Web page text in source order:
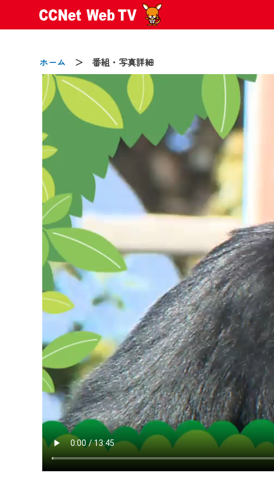
ホーム ＞ 番組・写真詳細
2024/09/02
動画配信サービス『CCNet Web
【変更点】
◆デザイン変更により、お住ま
◆当社アプリやＰＣブラウザから
CCNetサービスエリア20市町の
【ご注意】
2024年9月24日からはご加入者様
『CCNet Web TV』を利用いただ
CCNetサービスへの加入と『
何卒、ご理解ご了承の程よろし
※マイページへのログインには、
※MyIDとは、CCNet Web TVを含む
IDはお客様が使っているメールア
（GmailやYahooなどのフリーメー
※マイページへのログイン・MyID
※CCNetアプリをご利用中の方は
＜メンテナンス情報＞
CCNetWebTVのリニューアルにと